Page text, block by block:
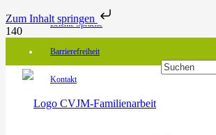
Zum Inhalt springen
Leichte Sprache
Barrierefreiheit
Kontakt